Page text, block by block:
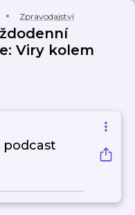
Zpravodajství
Viry kolem
podcast